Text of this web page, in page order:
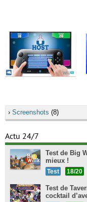
› Screenshots (8)
Actu 24/7
Test de Big
mieux !
Test 18/20
Test de
cocktail